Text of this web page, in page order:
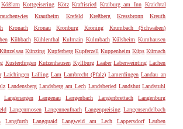
Kößlarn Kottgeisering Kötz Kraftisried Kraiburg am Inn Kraichtal
Krautheim Krefeld Kreßberg Kressbronn
Kreuth
Kronach Kronau Kronburg Kröning
Krumbach (Schwaben)
Kühbach Kühlenthal Kulmain Kulmbach Külsheim Kumhausen
Künzelsau Künzing Kupferberg Kupferzell Kuppenheim Küps Kürnach
Kusterdingen Kutzenhausen Kyllburg Laaber Laberweinting Lachen
Laichingen Lalling Lam Lambrecht (Pfalz) Lamerdingen Landau an
Landensberg Landsberg am Lech Landsberied Landshut Landstuhl
Langenargen Langenau Langenbach Langenbrettach
Langenburg
Langenmosen Langenneufnach Langenpreising Langensendelbach
Langfurth Langquaid Langweid am Lech Lappersdorf
Lauben